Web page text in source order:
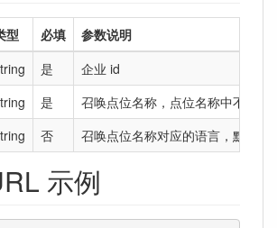
型 必填
参数说明
是
企业 id
是
召唤点位名称，点位名称中不能
否 召唤点位名称对应的语言，默认
示例